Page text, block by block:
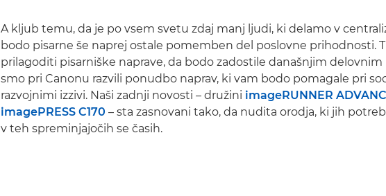
A kljub temu, da je po vsem svetu zdaj manj ljudi, ki delamo v
bodo pisarne še naprej ostale pomemben del poslovne prihodnosti.
prilagoditi pisarniške naprave, da bodo zadostile današnjim
smo pri Canonu razvili ponudbo naprav, ki vam bodo pomagale pri
razvojnimi izzivi. Naši zadnji novosti – družini imageRUNNER
imagePRESS C170 – sta zasnovani tako, da nudita orodja, ki jih
v teh spreminjajočih se časih.